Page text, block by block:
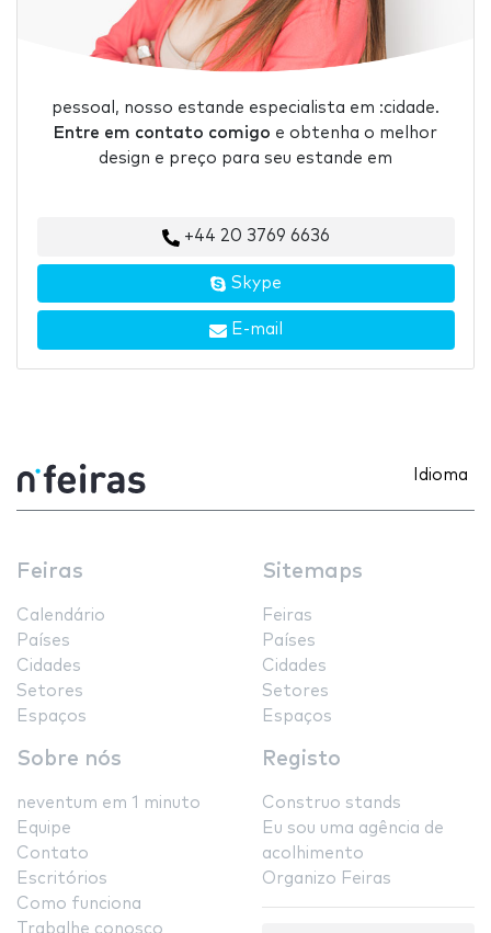
pessoal, nosso estande especialista em :cidade.
Entre em contato comigo e obtenha o melhor
design e preço para seu estande em
+44 20 3769 6636
Skype
E-mail
Idioma
Feiras
Calendário
Países
Cidades
Setores
Espaços
Sitemaps
Feiras
Países
Cidades
Setores
Espaços
Sobre nós
neventum em 1 minuto
Equipe
Contato
Escritórios
Como funciona
Trabalhe conosco
Registo
Construo stands
Eu sou uma agência de
acolhimento
Organizo Feiras